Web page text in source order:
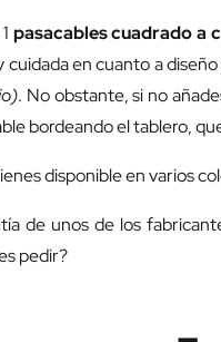
pasacables cuadradoa
en cuanto a
. No obstante, si no
bordeando el tablero,
disponible en varios
de unos de los
pedir?